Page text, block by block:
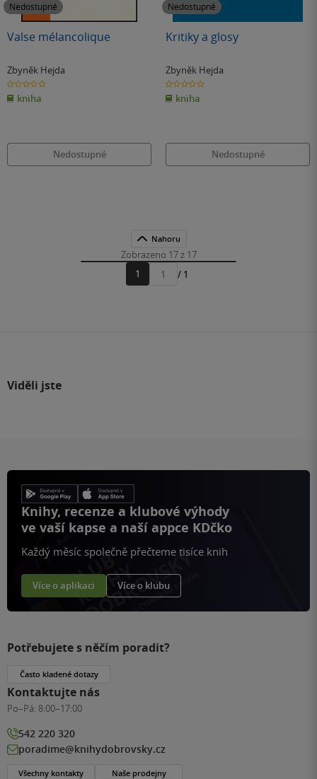
Nedostupné
Valse mélancolique
Zbyněk Hejda
0.0
z
5
hvězdiček
kniha
Nedostupné
Nedostupné
Kritiky a glosy
Zbyněk Hejda
0.0
z
5
hvězdiček
kniha
Nedostupné
Nahoru
Zobrazeno 17 z 17
1
Přejít
/ 1
Viděli jste
Knihy, recenze a klubové výhody
ve vaší kapse a naší appce KDčko
Každý měsíc společně přečteme tisíce knih
Více o aplikaci Více o klubu
Potřebujete s něčím poradit?
Často kladené dotazy
Kontaktujte nás
Po–Pá: 8:00–17:00
542 220 320
poradime@knihydobrovsky.cz
Všechny kontakty Naše prodejny